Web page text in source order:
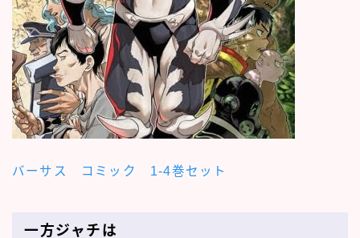
バーサス コミック 1-4巻セット
一方ジャチは